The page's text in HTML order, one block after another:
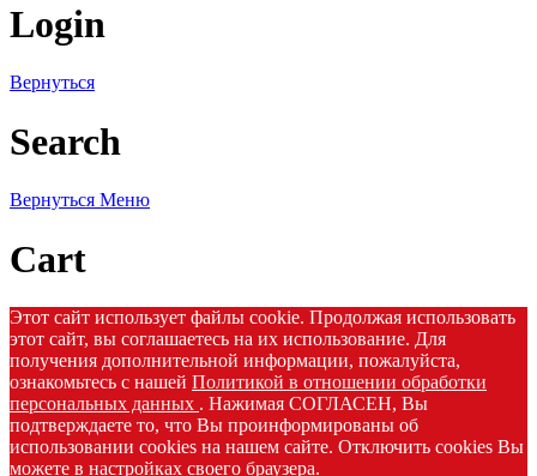
Login
Вернуться
Search
Вернуться Меню
Cart
Этот сайт использует файлы cookie. Продолжая использовать
этот сайт, вы соглашаетесь на их использование. Для
получения дополнительной информации, пожалуйста,
ознакомьтесь с нашей Политикой в отношении обработки
персональных данных . Нажимая СОГЛАСЕН, Вы
подтверждаете то, что Вы проинформированы об
использовании cookies на нашем сайте. Отключить cookies Вы
можете в настройках своего браузера.